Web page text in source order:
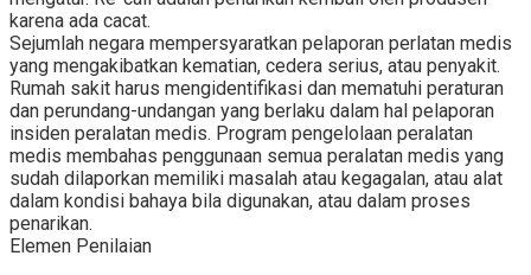
karena ada cacat.
Sejumlah negara mempersyaratkan pelaporan perlatan medis
yang mengakibatkan kematian, cedera serius, atau penyakit.
Rumah sakit harus mengidentifikasi dan mematuhi peraturan
dan perundang-undangan yang berlaku dalam hal pelaporan
insiden peralatan medis. Program pengelolaan peralatan
medis membahas penggunaan semua peralatan medis yang
sudah dilaporkan memiliki masalah atau kegagalan, atau alat
dalam kondisi bahaya bila digunakan, atau dalam proses
penarikan.
Elemen Penilaian